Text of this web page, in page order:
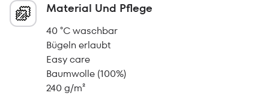
Material Und Pflege
40 °C waschbar
Bügeln erlaubt
Easy care
Baumwolle (100%)
240 g/m²